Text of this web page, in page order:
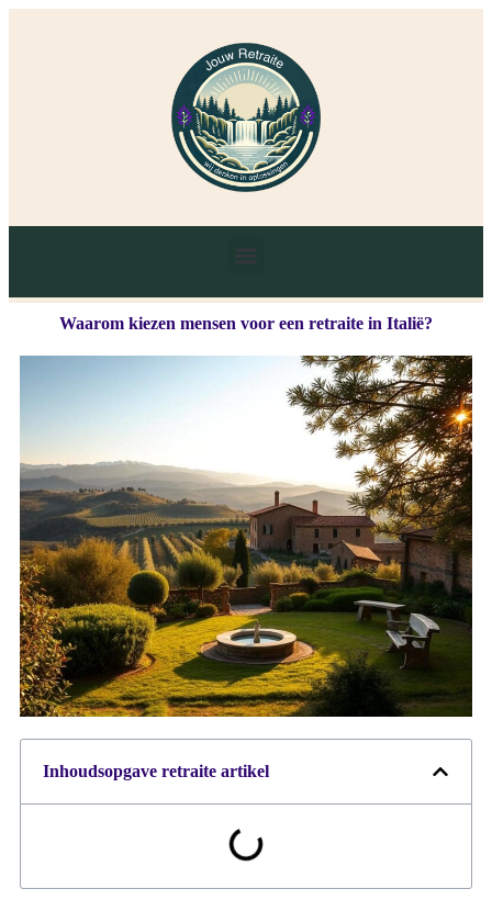
Waarom kiezen mensen voor een retraite in Italië?
Inhoudsopgave retraite artikel